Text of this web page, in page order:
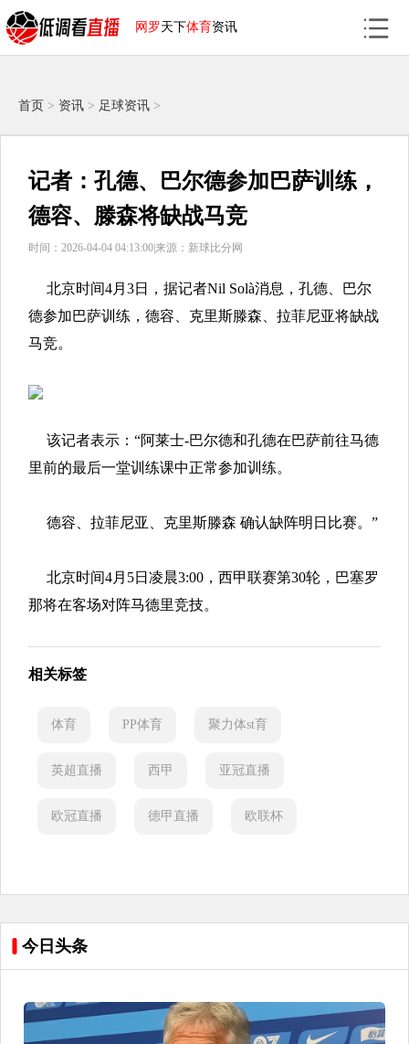
网罗天下体育资讯
首页 > 资讯 > 足球资讯 >
记者：孔德、巴尔德参加巴萨训练，
德容、滕森将缺战马竞
时间：2026-04-04 04:13:00|来源：新球比分网
北京时间4月3日，据记者Nil Solà消息，孔德、巴尔
德参加巴萨训练，德容、 克里斯滕森、拉菲尼亚将缺战
马竞。
该记者表示：“阿莱士-巴尔德和孔德在巴萨前往马德
里前的最后一堂训练课中正常参加训练。
德容、拉菲尼亚、克里斯滕森 确认缺阵明日比赛。 ”
北京时间4月5日凌晨3:00，西甲联赛第30轮，巴塞罗
那将在客场对阵马德里竞技。
相关标签
体育 PP体育 聚力体st育
英超直播 西甲 亚冠直播
欧冠直播 德甲直播 欧联杯
今日头条